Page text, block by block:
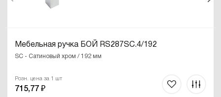
Мебельная ручка БОЙ RS287SC.4/192
SC - Сатиновый хром / 192 мм
Розн. цена за 1 шт
715,77 ₽